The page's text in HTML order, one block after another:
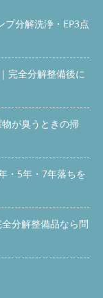
余白 */ line-
block .button {
16px; padding:
6px; text-
align: center;
ボタン：緑 */
color: #28A745;
{ opacity:
block .price-
} .vertical-link-
読む
が選ばれる
把握 分解清掃か
心してお任せい
はどのくらいで
程度です。 Q. 出
は無料で対応して
できますか？A.
できます。 ま
置すると故障や
者依頼が安全で
ブルでお困りな
fixed; top: -60px;
color:
center; z-
transition:
洗浄剤でしっか
流れるようになり
も一掃です。 脱
ずやカビがこび
ニオイの原因にな
ついた汚れを徹底
物にも汚れがつか
ラムの奥は、実
効率を下げてしま
レイに。新品同
、洗濯物の仕上
お客様の反応 清
クリしました。こ
清掃後は、ニオ
間500台以上の実
っている「便利
ります。日立・パ
の中古洗濯機を揃
プ分解洗浄・EP3点
完全分解整備後に
が臭うときの掃
・5年・7年落ちを
分解整備品なら問